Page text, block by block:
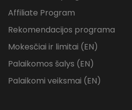
Affiliate Program
Rekomendacijos programa
Mokesčiai ir limitai (EN)
Palaikomos šalys (EN)
Palaikomi veiksmai (EN)